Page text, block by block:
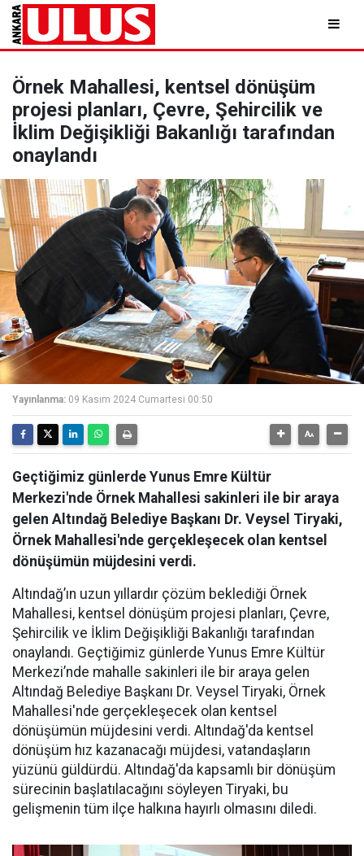
Örnek Mahallesi, kentsel dönüşüm
projesi planları, Çevre, Şehircilik ve
İklim Değişikliği Bakanlığı tarafından
onaylandı
Yayınlanma: 09 Kasım 2024 Cumartesi 00:50
Geçtiğimiz günlerde Yunus Emre Kültür
Merkezi'nde Örnek Mahallesi sakinleri ile bir araya
gelen Altındağ Belediye Başkanı Dr. Veysel Tiryaki,
Örnek Mahallesi'nde gerçekleşecek olan kentsel
dönüşümün müjdesini verdi.
Altındağ’ın uzun yıllardır çözüm beklediği Örnek
Mahallesi, kentsel dönüşüm projesi planları, Çevre,
Şehircilik ve İklim Değişikliği Bakanlığı tarafından
onaylandı. Geçtiğimiz günlerde Yunus Emre Kültür
Merkezi’nde mahalle sakinleri ile bir araya gelen
Altındağ Belediye Başkanı Dr. Veysel Tiryaki, Örnek
Mahallesi'nde gerçekleşecek olan kentsel
dönüşümün müjdesini verdi. Altındağ'da kentsel
dönüşüm hız kazanacağı müjdesi, vatandaşların
yüzünü güldürdü. Altındağ'da kapsamlı bir dönüşüm
sürecinin başlatılacağını söyleyen Tiryaki, bu
gelişmenin tüm ilçe halkına hayırlı olmasını diledi.